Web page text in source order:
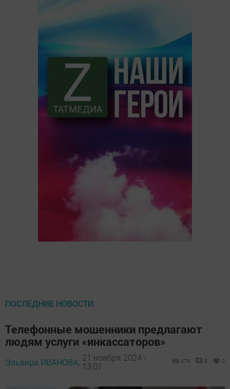
ПОСЛЕДНИЕ НОВОСТИ
Телефонные мошенники предлагают
людям услуги «инкассаторов»
Эльвира ИВАНОВА, 21 ноября 2024 -
13:01
479 0 0